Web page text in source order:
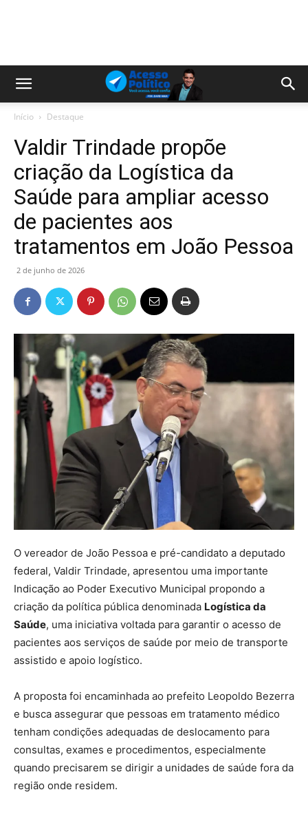
Início Destaque
Valdir Trindade propõe
criação da Logística da
Saúde para ampliar acesso
de pacientes aos
tratamentos em João Pessoa
2 de junho de 2026
O vereador de João Pessoa e pré-candidato a deputado
federal, Valdir Trindade, apresentou uma importante
Indicação ao Poder Executivo Municipal propondo a
criação da política pública denominada Logística da
Saúde, uma iniciativa voltada para garantir o acesso de
pacientes aos serviços de saúde por meio de transporte
assistido e apoio logístico.
A proposta foi encaminhada ao prefeito Leopoldo Bezerra
e busca assegurar que pessoas em tratamento médico
tenham condições adequadas de deslocamento para
consultas, exames e procedimentos, especialmente
quando precisarem se dirigir a unidades de saúde fora da
região onde residem.